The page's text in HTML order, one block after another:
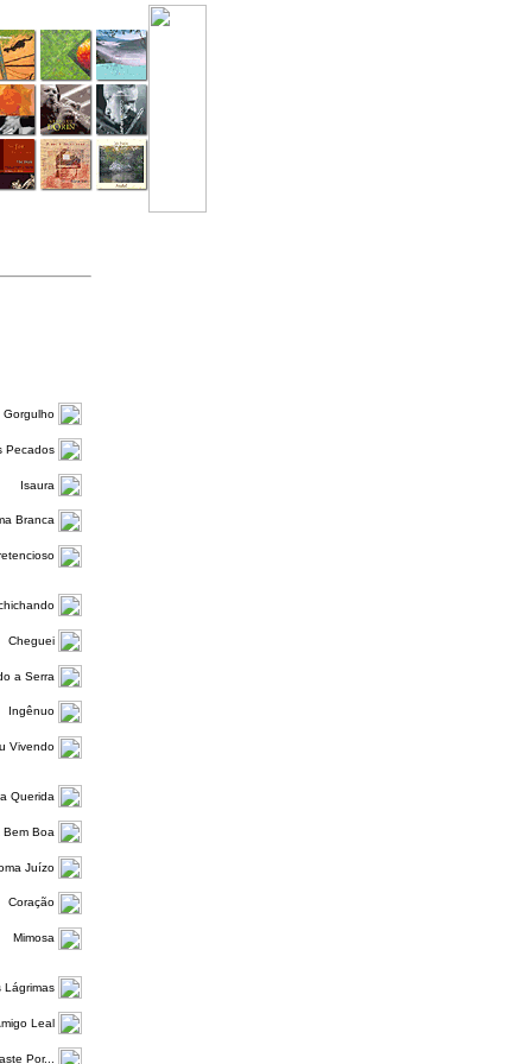
Gorgulho
Pecados
Isaura
Branca
Cheguei
a Serra
Ingênuo
Vivendo
Querida
Bem Boa
Juízo
Coração
Mimosa
Lágrimas
Leal
Por...